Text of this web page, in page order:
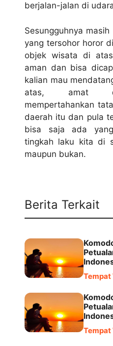
berjalan-jalan di
Sesungguhnya
yang tersohor horor
objek wisata di
aman dan bisa
kalian mau
atas, amat
mempertahankan
daerah itu dan pula
bisa saja ada
tingkah laku kita di
maupun bukan.
Berita Terkait
Tempat
Tempat